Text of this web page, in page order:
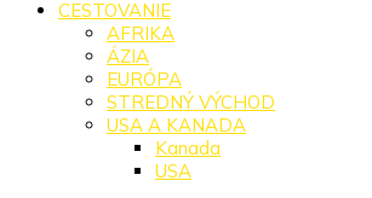
CESTOVANIE
AFRIKA
ÁZIA
EURÓPA
STREDNÝ VÝCHOD
USA A KANADA
Kanada
USA